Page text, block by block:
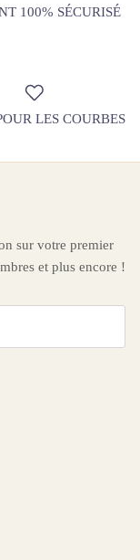
100% SÉCURISÉ
LES COURBES
sur votre premier
et plus encore !